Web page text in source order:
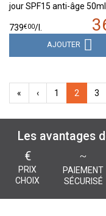
jour SPF15 anti-âge 50ml
739€00/
AJOUTER
« ‹ 1 2 3
Les avantages
€
PRIX
CHOIX
PAIEMENT
SÉCURISÉ